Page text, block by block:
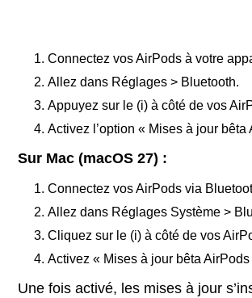
Connectez vos AirPods à votre
Allez dans Réglages > Bluetooth.
Appuyez sur le (i) à côté de vos
Activez l’option « Mises à jour bêta
Sur Mac (macOS 27) :
Connectez vos AirPods via
Allez dans Réglages Système >
Cliquez sur le (i) à côté de vos
Activez « Mises à jour bêta AirPods
Une fois activé, les mises à jour